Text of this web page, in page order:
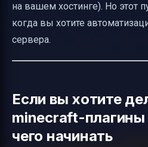
на вашем хостинге). Но этот
когда вы хотите
сервера.
Если вы хотите
minecraft-
чего начинать